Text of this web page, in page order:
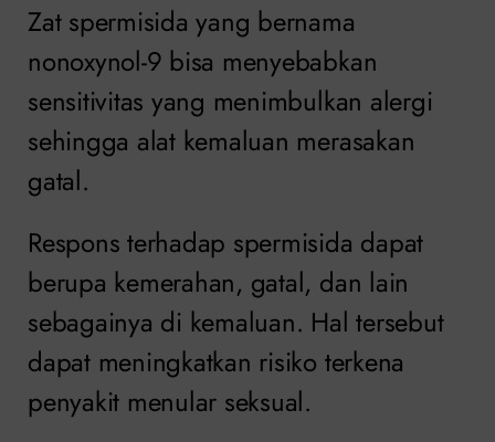
Zat spermisida yang bernama
nonoxynol-9 bisa menyebabkan
sensitivitas yang menimbulkan alergi
sehingga alat kemaluan merasakan
gatal.
Respons terhadap spermisida dapat
berupa kemerahan, gatal, dan lain
sebagainya di kemaluan. Hal tersebut
dapat meningkatkan risiko terkena
penyakit menular seksual.